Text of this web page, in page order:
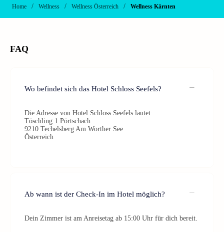
Home / Wellness / Wellness Österreich / Wellness Kärnten
FAQ
Wo befindet sich das Hotel Schloss Seefels?
Die Adresse von Hotel Schloss Seefels lautet:
Töschling 1 Pörtschach
9210 Techelsberg Am Worther See
Österreich
Ab wann ist der Check-In im Hotel möglich?
Dein Zimmer ist am Anreisetag ab 15:00 Uhr für dich bereit.